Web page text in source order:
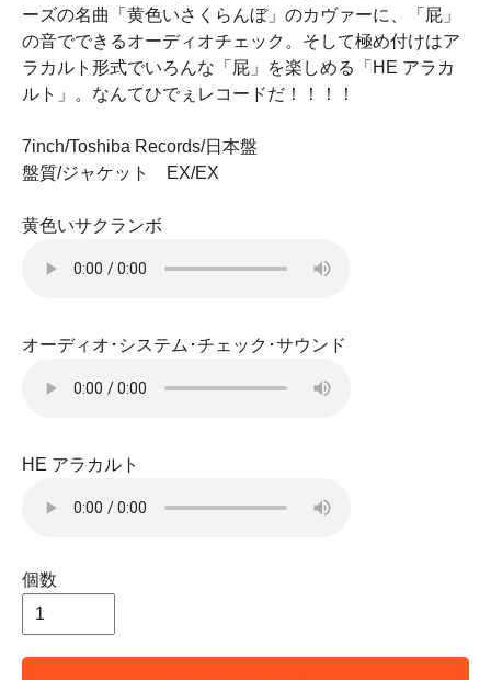
ーズの名曲「黄色いさくらんぼ」のカヴァーに、「屁」
の音でできるオーディオチェック。そして極め付けはア
ラカルト形式でいろんな「屁」を楽しめる「HE アラカ
ルト」。なんてひでぇレコードだ！！！！
7inch/Toshiba Records/日本盤
盤質/ジャケット EX/EX
黄色いサクランボ
オーディオ･システム･チェック･サウンド
HE アラカルト
個数